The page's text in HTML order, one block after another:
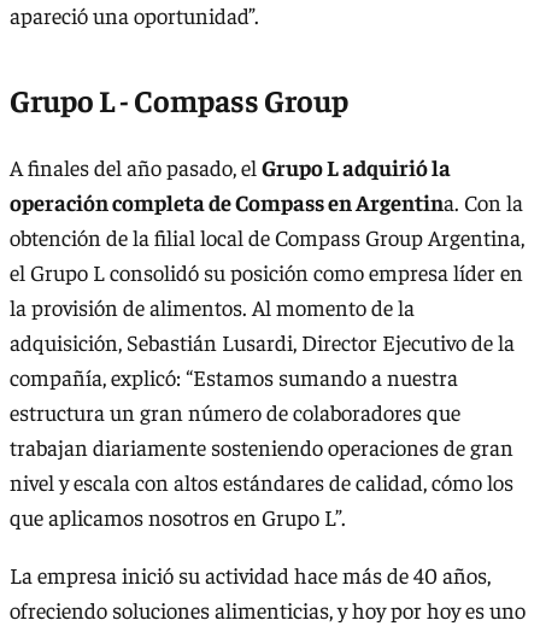
apareció una oportunidad”.
Grupo L - Compass Group
A finales del año pasado, el Grupo L adquirió la
operación completa de Compass en Argentina. Con la
obtención de la filial local de Compass Group Argentina,
el Grupo L consolidó su posición como empresa líder en
la provisión de alimentos. Al momento de la
adquisición, Sebastián Lusardi, Director Ejecutivo de la
compañía, explicó: “Estamos sumando a nuestra
estructura un gran número de colaboradores que
trabajan diariamente sosteniendo operaciones de gran
nivel y escala con altos estándares de calidad, cómo los
que aplicamos nosotros en Grupo L”.
La empresa inició su actividad hace más de 40 años,
ofreciendo soluciones alimenticias, y hoy por hoy es uno